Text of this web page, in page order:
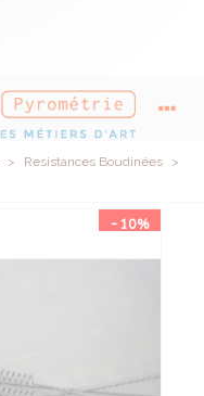
> Resistances Boudinées
>
-10%